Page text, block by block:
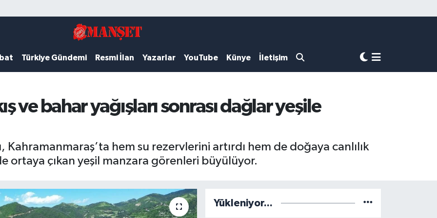
Türkiye Gündemi Resmi İlan Yazarlar YouTube Künye İletişim
ve bahar yağışları sonrası dağlar yeşile
Kahramanmaraş’ta hem su rezervlerini artırdı hem de doğaya canlılık
ortaya çıkan yeşil manzara görenleri büyülüyor.
Yükleniyor...